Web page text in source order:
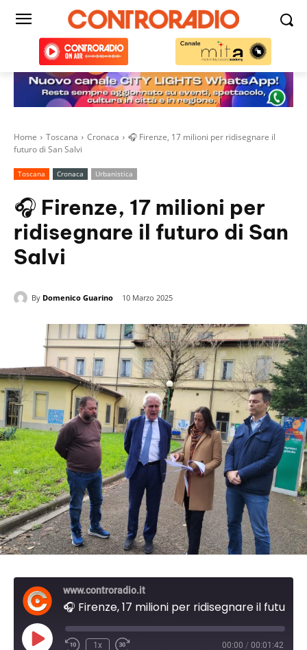
Home Toscana Cronaca
🎧 Firenze, 17 milioni per ridisegnare il
futuro di San Salvi
Toscana Cronaca Urbanistica
🎧 Firenze, 17 milioni per
ridisegnare il futuro di San
Salvi
By Domenico Guarino 10 Marzo 2025
www.controradio.it
P
1x 00:00 / 00:01:42